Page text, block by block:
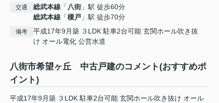
交通 総武本線 「八街」駅 徒歩60分
総武本線 「榎戸 」駅 徒歩70分
備考
平成17年9月築 ３LDK 駐車2台可能 玄関ホール吹き抜
け オール電化 公営水道
八街市希望ヶ丘 中古戸建のコメント(おすすめポ
イント)
平成17年9月築 ３LDK 駐車2台可能 玄関ホール吹き抜け オール